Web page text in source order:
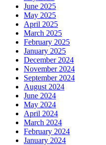
June 2025
May 2025
April 2025
March 2025
February 2025
January 2025
December 2024
November 2024
September 2024
August 2024
June 2024
May 2024
April 2024
March 2024
February 2024
January 2024